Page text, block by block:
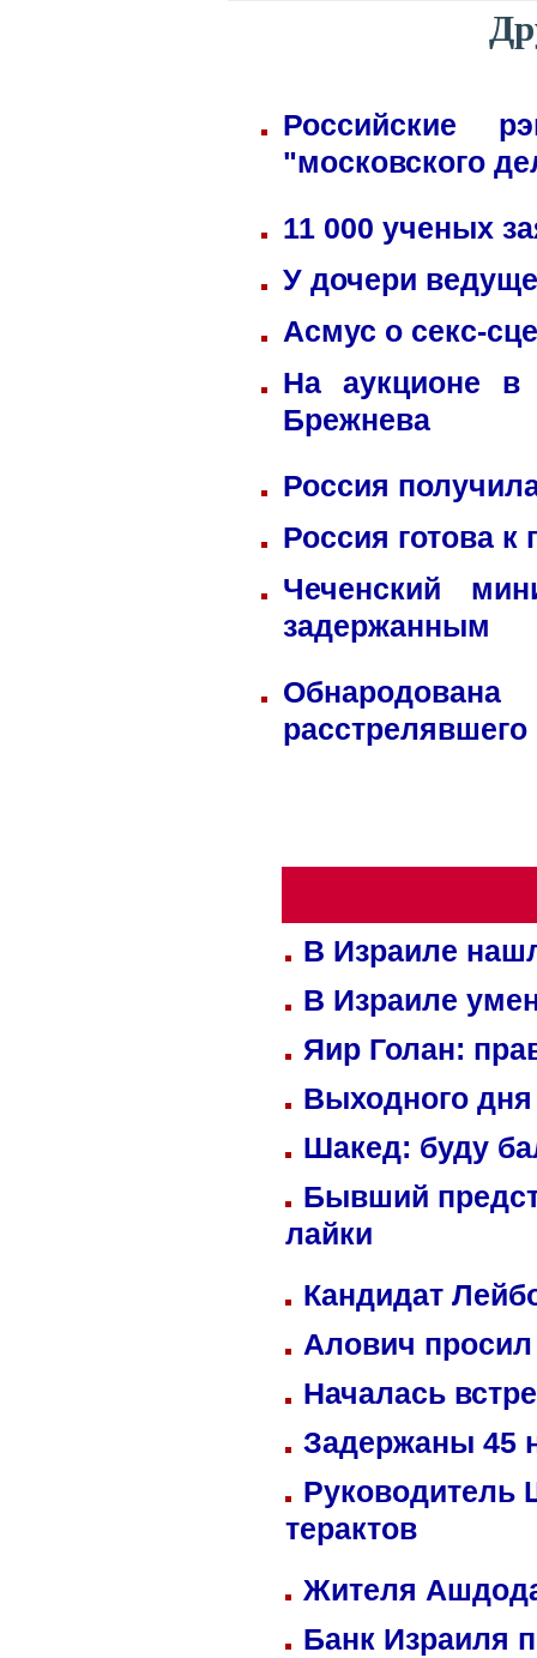
Российские
"московского
11 000 ученых
У дочери
Асмус о секс-
На аукционе в
Брежнева
Россия
Россия готова к
Чеченский
задержанным
В Израиле
В Израиле
Яир Голан:
Выходного
Шакед: буду
Бывший
лайки
Кандидат
Алович просил
Началась
Задержаны 45
Руководитель
терактов
Жителя
Банк Израиля